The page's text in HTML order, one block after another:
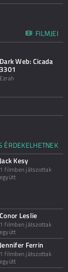
FILMJEI
Dark Web: Cicada
3301
Ezrah
ÉRDEKELHETNEK
Jack Kesy
1 filmben játszottak
együtt
Conor Leslie
1 filmben játszottak
együtt
Jennifer Ferrin
1 filmben játszottak
együtt